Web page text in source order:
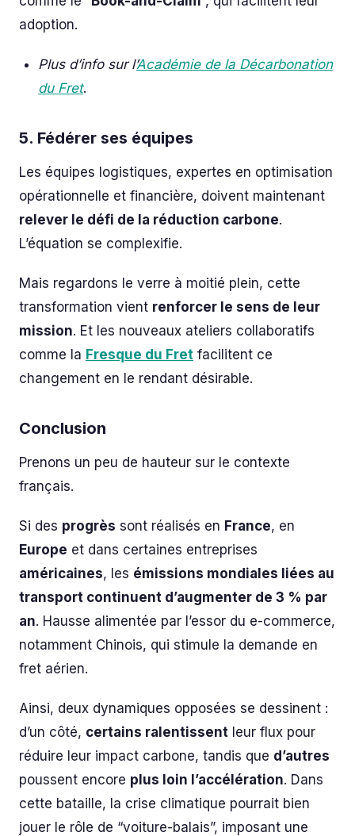
adoption.
Plus d’info sur l’Académie de la Décarbonation
du Fret.
5. Fédérer ses équipes
Les équipes logistiques, expertes en optimisation
opérationnelle et financière, doivent maintenant
relever le défi de la réduction carbone.
L’équation se complexifie.
Mais regardons le verre à moitié plein, cette
transformation vient renforcer le sens de leur
mission. Et les nouveaux ateliers collaboratifs
comme la Fresque du Fret facilitent ce
changement en le rendant désirable.
Conclusion
Prenons un peu de hauteur sur le contexte
français.
Si des progrès sont réalisés en France, en
Europe et dans certaines entreprises
américaines, les émissions mondiales liées au
transport continuent d’augmenter de 3 % par
an. Hausse alimentée par l’essor du e-commerce,
notamment Chinois, qui stimule la demande en
fret aérien.
Ainsi, deux dynamiques opposées se dessinent :
d’un côté, certains ralentissent leur flux pour
réduire leur impact carbone, tandis que d’autres
poussent encore plus loin l’accélération. Dans
cette bataille, la crise climatique pourrait bien
jouer le rôle de “voiture-balais”, imposant une